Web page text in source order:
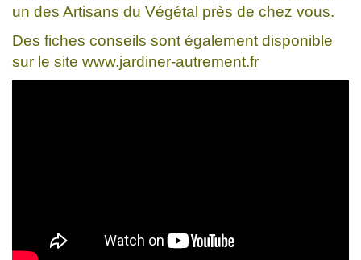
un des Artisans du Végétal près de chez vous.
Des fiches conseils sont également disponible
sur le site www.jardiner-autrement.fr